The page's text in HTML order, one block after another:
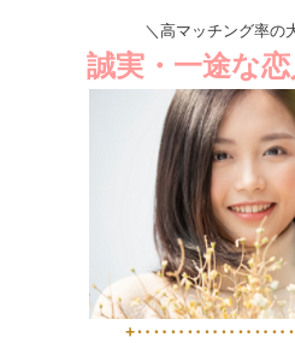
＼高マッチング率の
誠実・一途な